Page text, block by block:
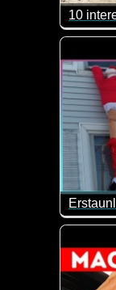
10
Heute
Da sind